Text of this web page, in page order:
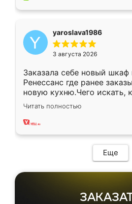
yaroslava1986
3 августа 2026
Заказала себе новый шкаф
Ренессанс где ранее
новую кухню.Чего искать,
вполне довольна. Служит
два года, нареканий нет.
Читать полностью
Еще